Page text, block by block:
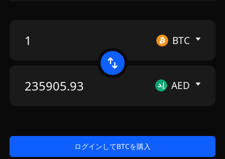
BTC
AED
ログインしてBTCを購入